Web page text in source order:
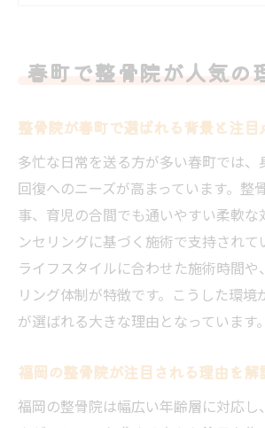
整骨院の口コミが春町で広が
整骨院選びで押さえたい春町の
春町で整骨院を選ぶ際の注目
春町の整骨院が持つ特徴と
整骨院選択時に考慮すべき
春町で整骨院を見極める具
整骨院選びで春町に注目す
健康管理に役立つ整骨院活用術
整骨院で春町住民が健康管理
健康維持に効果的な整骨院
春町で整骨院が人気の
整骨院が春町で選ばれる背景と注目
多忙な日常を送る方が多い春町では、
回復へのニーズが高まっています。整
事、育児の合間でも通いやすい柔軟な
ンセリングに基づく施術で支持されて
ライフスタイルに合わせた施術時間や
リング体制が特徴です。こうした環境
が選ばれる大きな理由となっています。
福岡の整骨院が注目される理由を解
福岡の整骨院は幅広い年齢層に対応し